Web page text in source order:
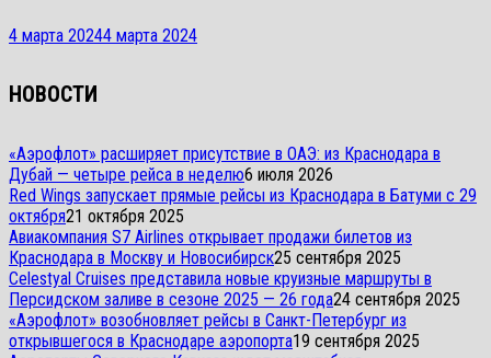
4 марта 20244 марта 2024
НОВОСТИ
«Аэрофлот» расширяет присутствие в ОАЭ: из Краснодара в
Дубай — четыре рейса в неделю6 июля 2026
Red Wings запускает прямые рейсы из Краснодара в Батуми с 29
октября21 октября 2025
Авиакомпания S7 Airlines открывает продажи билетов из
Краснодара в Москву и Новосибирск25 сентября 2025
Celestyal Cruises представила новые круизные маршруты в
Персидском заливе в сезоне 2025 — 26 года24 сентября 2025
«Аэрофлот» возобновляет рейсы в Санкт-Петербург из
открывшегося в Краснодаре аэропорта19 сентября 2025